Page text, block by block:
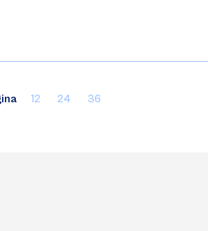
12 24 36